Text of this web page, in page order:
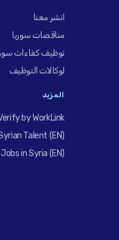
انشر معنا
مناقصات سوريا
توظيف كفاءات
لوكالات التوظيف
المزيد
by WorkLink
Talent (EN)
Jobs in Syria (EN)